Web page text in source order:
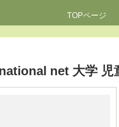
TOPページ
net 大学